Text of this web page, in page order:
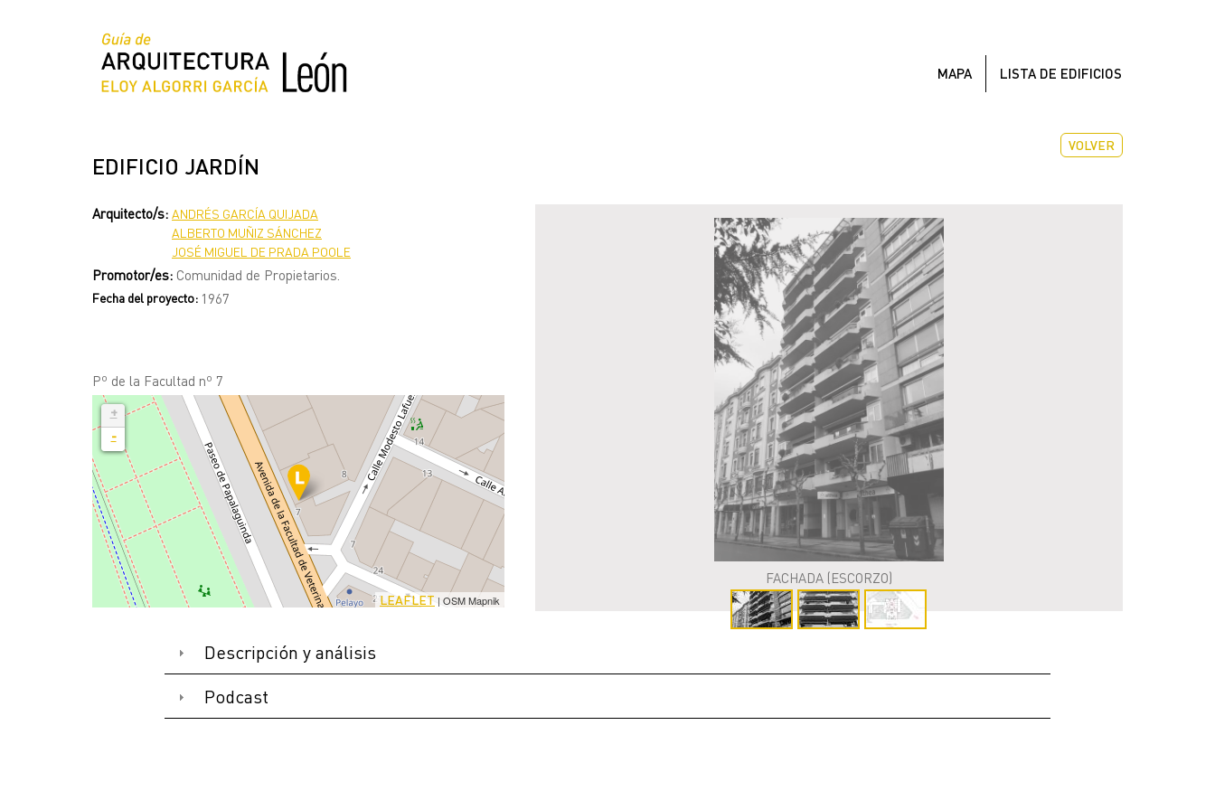
MAPA LISTA DE EDIFICIOS
VOLVER
EDIFICIO JARDÍN
Arquitecto/s: ANDRÉS GARCÍA QUIJADA
ALBERTO MUÑIZ SÁNCHEZ
JOSÉ MIGUEL DE PRADA POOLE
Promotor/es: Comunidad de Propietarios.
Fecha del proyecto: 1967
Pº de la Facultad nº 7
+
-
LEAFLET| OSM Mapnik
FACHADA (ESCORZO)
Descripción y análisis
Podcast